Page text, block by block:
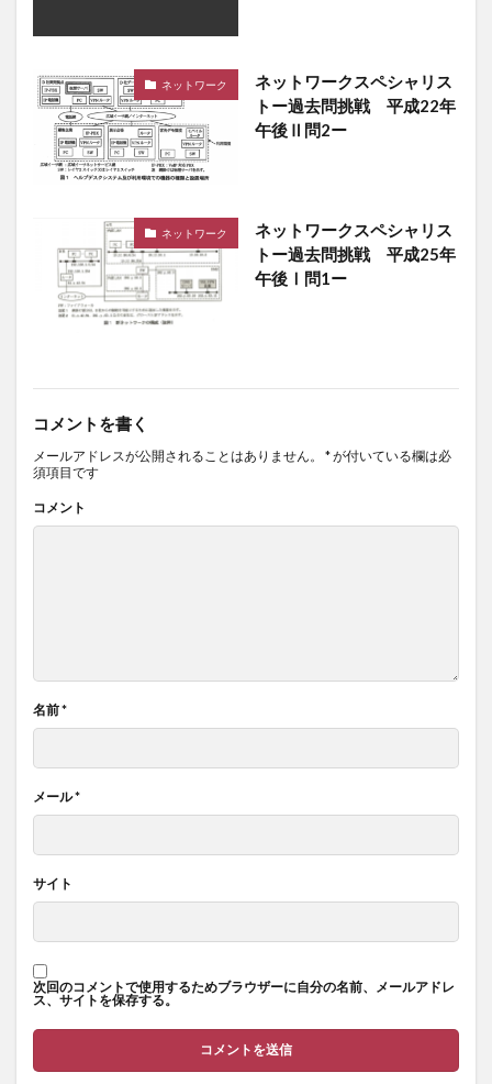
ネットワーク
ネットワークスペシャリス
トー過去問挑戦 平成22年
午後Ⅱ問2ー
ネットワーク
ネットワークスペシャリス
トー過去問挑戦 平成25年
午後Ⅰ問1ー
コメントを書く
メールアドレスが公開されることはありません。 *が付いている欄は必
須項目です
コメント
名前*
メール*
サイト
次回のコメントで使用するためブラウザーに自分の名前、メールアドレ
ス、サイトを保存する。